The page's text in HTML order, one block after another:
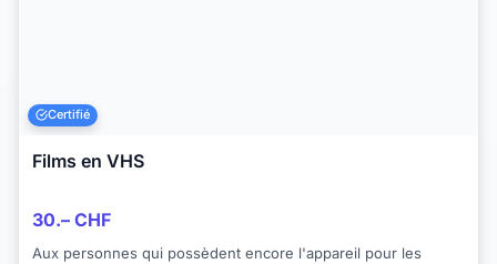
Certifié
Films en VHS
30.– CHF
Aux personnes qui possèdent encore l'appareil pour les